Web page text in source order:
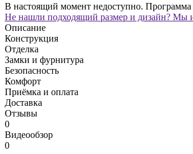
В настоящий момент недоступно. Программа
Не нашли подходящий размер и дизайн? Мы
Описание
Конструкция
Отделка
Замки и фурнитура
Безопасность
Комфорт
Приёмка и оплата
Доставка
Отзывы
0
Видеообзор
0